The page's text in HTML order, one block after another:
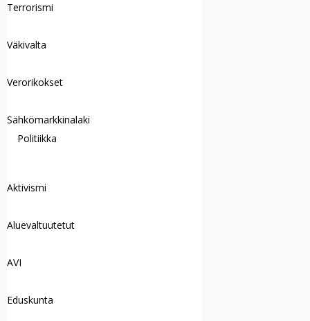
Terrorismi
Väkivalta
Verorikokset
Sähkömarkkinalaki
Politiikka
Aktivismi
Aluevaltuutetut
AVI
Eduskunta